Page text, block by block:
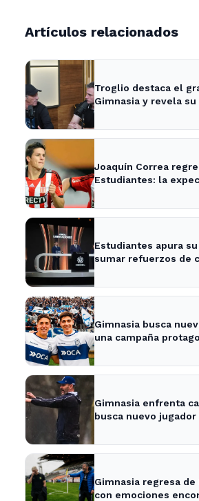
Artículos relacionados
Troglio destaca el
Gimnasia y revela
Joaquín Correa
Estudiantes: la
Estudiantes apura
sumar refuerzos de
Gimnasia busca
una campaña
Gimnasia enfrenta
busca nuevo
Gimnasia regresa de
con emociones